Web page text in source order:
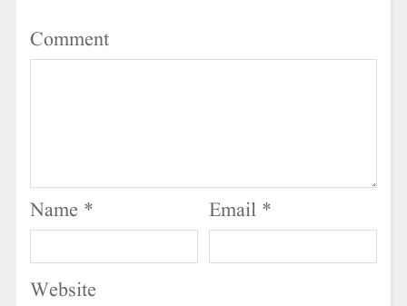
Comment
Name * Email *
Website